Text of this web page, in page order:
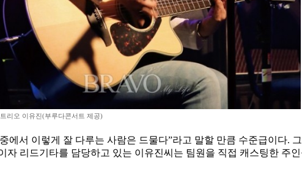
리오 이유진(부루다콘서트 제공)
에서 이렇게 잘 다루는 사람은 드물다”라고 말할 만큼 수준급이다.
리드기타를 담당하고 있는 이유진씨는 팀원을 직접 캐스팅한 주